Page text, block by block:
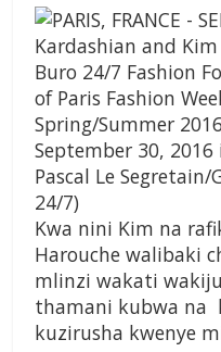
Kwa nini Kim na
Harouche walibaki
mlinzi wakati
thamani kubwa na
kuzirusha kwenye